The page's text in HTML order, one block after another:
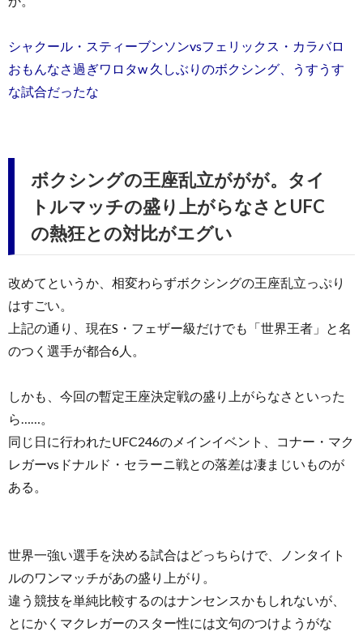
シャクール・スティーブンソンvsフェリックス・カラバロ
おもんなさ過ぎワロタw 久しぶりのボクシング、うすうす
な試合だったな
ボクシングの王座乱立ががが。タイ
トルマッチの盛り上がらなさとUFC
の熱狂との対比がエグい
改めてというか、相変わらずボクシングの王座乱立っぷり
はすごい。
上記の通り、現在S・フェザー級だけでも「世界王者」と名
のつく選手が都合6人。
しかも、今回の暫定王座決定戦の盛り上がらなさといった
ら……。
同じ日に行われたUFC246のメインイベント、コナー・マク
レガーvsドナルド・セラーニ戦との落差は凄まじいものが
ある。
世界一強い選手を決める試合はどっちらけで、ノンタイト
ルのワンマッチがあの盛り上がり。
違う競技を単純比較するのはナンセンスかもしれないが、
とにかくマクレガーのスター性には文句のつけようがな